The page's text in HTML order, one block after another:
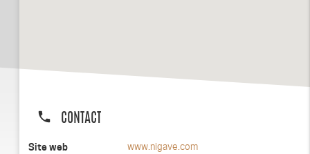
phone CONTACT
Site web www.nigave.com